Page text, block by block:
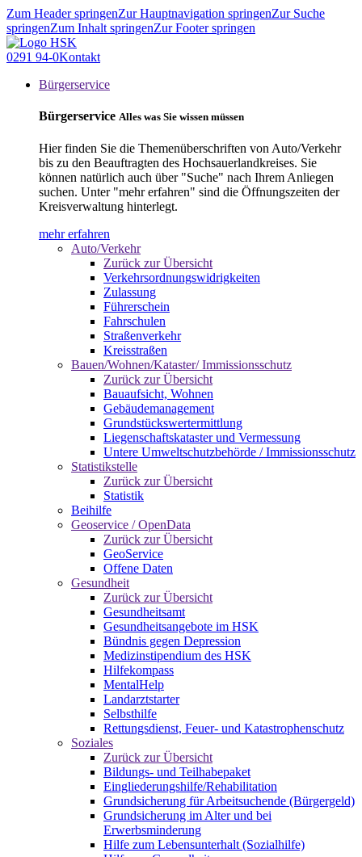
Zum Header springenZur Hauptnavigation springenZur Suche
springenZum Inhalt springenZur Footer springen
0291 94-0Kontakt
Bürgerservice
Bürgerservice Alles was Sie wissen müssen
Hier finden Sie die Themenüberschriften von Auto/Verkehr
bis zu den Beauftragten des Hochsauerlandkreises. Sie
können natürlich auch über "Suche" nach Ihrem Anliegen
suchen. Unter "mehr erfahren" sind die Öffnungszeiten der
Kreisverwaltung hinterlegt.
mehr erfahren
Auto/Verkehr
Zurück zur Übersicht
Verkehrsordnungswidrigkeiten
Zulassung
Führerschein
Fahrschulen
Straßenverkehr
Kreisstraßen
Bauen/Wohnen/Kataster/ Immissionsschutz
Zurück zur Übersicht
Bauaufsicht, Wohnen
Gebäudemanagement
Grundstückswertermittlung
Liegenschaftskataster und Vermessung
Untere Umweltschutzbehörde / Immissionsschutz
Statistikstelle
Zurück zur Übersicht
Statistik
Beihilfe
Geoservice / OpenData
Zurück zur Übersicht
GeoService
Offene Daten
Gesundheit
Zurück zur Übersicht
Gesundheitsamt
Gesundheitsangebote im HSK
Bündnis gegen Depression
Medizinstipendium des HSK
Hilfekompass
MentalHelp
Landarztstarter
Selbsthilfe
Rettungsdienst, Feuer- und Katastrophenschutz
Soziales
Zurück zur Übersicht
Bildungs- und Teilhabepaket
Eingliederungshilfe/Rehabilitation
Grundsicherung für Arbeitsuchende (Bürgergeld)
Grundsicherung im Alter und bei
Erwerbsminderung
Hilfe zum Lebensunterhalt (Sozialhilfe)